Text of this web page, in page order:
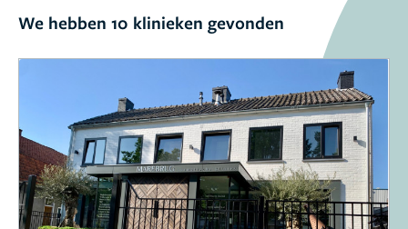
We hebben 10 klinieken gevonden